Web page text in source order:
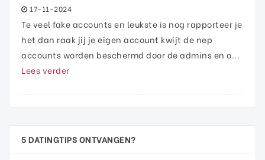
17-11-2024
Te veel fake accounts en leukste is nog rapporteer je
het dan raak jij je eigen account kwijt de nep
accounts worden beschermd door de admins en o...
Lees verder
5 DATINGTIPS ONTVANGEN?